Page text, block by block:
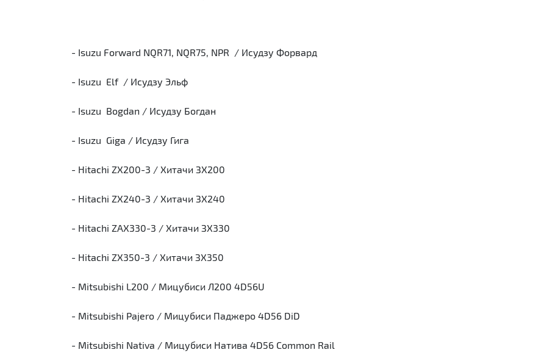
- Isuzu Forward NQR71, NQR75, NPR / Исудзу Форвард
- Isuzu Elf / Исудзу Эльф
- Isuzu Bogdan / Исудзу Богдан
- Isuzu Giga / Исудзу Гига
- Hitachi ZX200-3 / Хитачи ЗХ200
- Hitachi ZX240-3 / Хитачи ЗХ240
- Hitachi ZAX330-3 / Хитачи ЗХ330
- Hitachi ZX350-3 / Хитачи ЗХ350
- Mitsubishi L200 / Мицубиси Л200 4D56U
- Mitsubishi Pajero / Мицубиси Паджеро 4D56 DiD
- Mitsubishi Nativa / Мицубиси Натива 4D56 Common Rail